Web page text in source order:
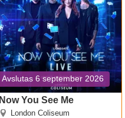
Avslutas 6 september 2026
Now You See Me
London Coliseum